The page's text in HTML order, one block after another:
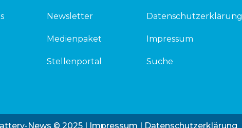
Newsletter
Medienpaket
Stellenportal
Datenschutzerklärung
Impressum
Suche
News © 2025 | Impressum | Datenschutzerklärung